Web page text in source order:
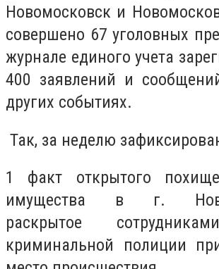
Новомосковск и
совершено 67 уголовных
журнале единого учета
400 заявлений и
других событиях.
Так, за неделю
1 факт открытого
имущества в г.
раскрытое
криминальной полиции